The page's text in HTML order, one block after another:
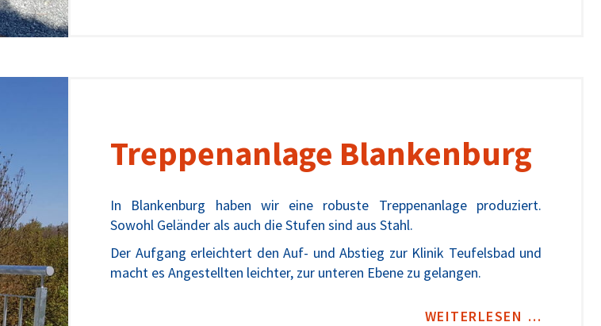
Treppenanlage Blankenburg
In Blankenburg haben wir eine robuste Treppenanlage produziert.
Sowohl Geländer als auch die Stufen sind aus Stahl.
Der Aufgang erleichtert den Auf- und Abstieg zur Klinik Teufelsbad und
macht es Angestellten leichter, zur unteren Ebene zu gelangen.
WEITERLESEN …